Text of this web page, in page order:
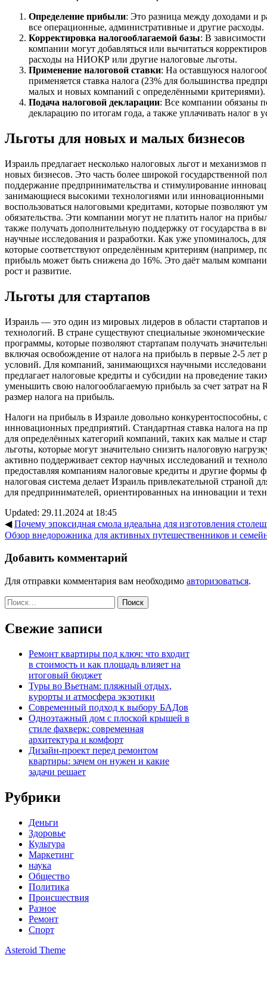
Определение прибыли: Это разница между доходами и
все операционные, административные и другие расходы.
Корректировка налогооблагаемой базы: В
компании могут добавляться или вычитаться
расходы на НИОКР или другие налоговые льготы.
Применение налоговой ставки: На оставшуюся
применяется ставка налога (23% для большинства
малых и новых компаний с определёнными критериями).
Подача налоговой декларации: Все компании обязаны
декларацию по итогам года, а также уплачивать налог в
Льготы для новых и малых бизнесов
Израиль предлагает несколько налоговых льгот и механизмов
новых бизнесов. Это часть более широкой государственной
поддержание предпринимательства и стимулирование
занимающиеся высокими технологиями или инновационными
воспользоваться налоговыми кредитами, которые позволяют
обязательства. Эти компании могут не платить налог на
также получать дополнительную поддержку от государства в
научные исследования и разработки. Как уже упоминалось,
которые соответствуют определённым критериям (например,
прибыль может быть снижена до 16%. Это даёт малым
рост и развитие.
Льготы для стартапов
Израиль — это один из мировых лидеров в области стартапов
технологий. В стране существуют специальные
программы, которые позволяют стартапам получать
включая освобождение от налога на прибыль в первые 2-5 лет
условий. Для компаний, занимающихся научными
предлагает налоговые кредиты и субсидии на проведение
уменьшить свою налогооблагаемую прибыль за счет затрат
размер налога на прибыль.
Налоги на прибыль в Израиле довольно конкурентоспособны,
инновационных предприятий. Стандартная ставка налога на
для определённых категорий компаний, таких как малые и
льготы, которые могут значительно снизить налоговую
активно поддерживает сектор научных исследований и
предоставляя компаниям налоговые кредиты и другие формы
налоговая система делает Израиль привлекательной страной
для предпринимателей, ориентированных на инновации и
Updated: 29.11.2024 at 18:45
◀Почему эпоксидная смола идеальна для изготовления
Обзор внедорожника для активных путешественников и
Добавить комментарий
Для отправки комментария вам необходимо авторизоваться.
Найти:
Свежие записи
Ремонт квартиры под ключ: что входит
в стоимость и как площадь влияет на
итоговый бюджет
Туры во Вьетнам: пляжный отдых,
курорты и атмосфера экзотики
Современный подход к выбору БАДов
Одноэтажный дом с плоской крышей в
стиле фахверк: современная
архитектура и комфорт
Дизайн-проект перед ремонтом
квартиры: зачем он нужен и какие
задачи решает
Рубрики
Деньги
Здоровье
Культура
Маркетинг
наука
Общество
Политика
Происшествия
Разное
Ремонт
Спорт
Asteroid Theme